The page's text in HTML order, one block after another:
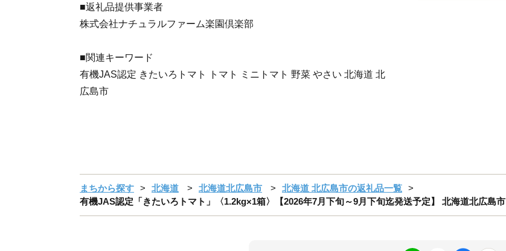
■返礼品提供事業者
株式会社ナチュラルファーム楽園倶楽部
■関連キーワード
有機JAS認定 きたいろトマト トマト ミニトマト 野菜 やさい 北海道 北
広島市
まちから探す 北海道 北海道北広島市
北海道 北広島市の返礼品一覧
有機JAS認定「きたいろトマト」〈1.2kg×1箱〉【2026年7月下旬～9月下旬迄発送予定】 北海道北広島市